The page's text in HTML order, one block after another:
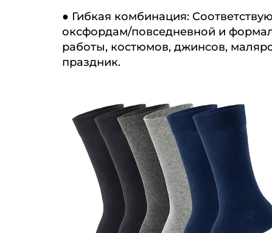
● Гибкая комбинация:
оксфордам/повседневной и
работы, костюмов, джинсов,
праздник.